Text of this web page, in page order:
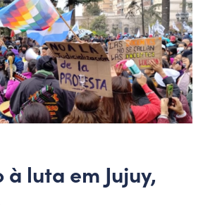
à luta em Jujuy,